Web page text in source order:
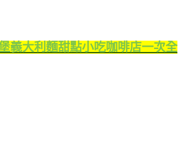
義大利麵甜點小吃咖啡店一次全